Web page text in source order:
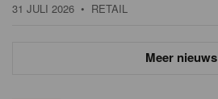
31 JULI 2026 • RETAIL
Meer nieuws